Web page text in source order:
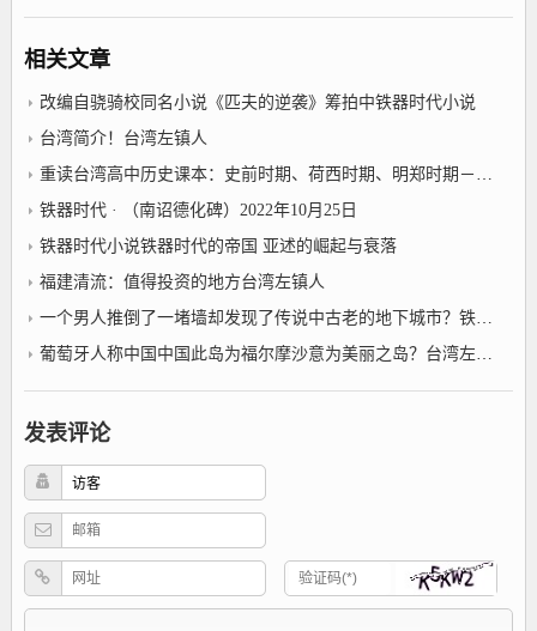
相关文章
改编自骁骑校同名小说《匹夫的逆袭》筹拍中铁器时代小说
台湾简介！台湾左镇人
重读台湾高中历史课本：史前时期、荷西时期、明郑时期－事件年表2022年10月25日台湾左镇人
铁器时代 · （南诏德化碑）2022年10月25日
铁器时代小说铁器时代的帝国 亚述的崛起与衰落
福建清流：值得投资的地方台湾左镇人
一个男人推倒了一堵墙却发现了传说中古老的地下城市？铁器时代小说
葡萄牙人称中国中国此岛为福尔摩沙意为美丽之岛？台湾左镇人
发表评论